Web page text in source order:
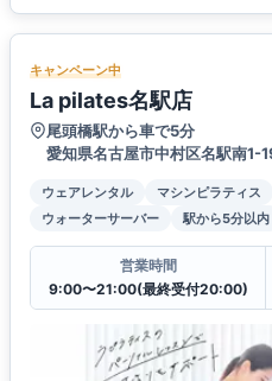
キャンペーン中
La pilates名駅店
尾頭橋駅から車で5分
愛知県名古屋市中村区名駅南
ウェアレンタル マシンピラティス
ウォーターサーバー
駅から5分以内
営業時間
9:00〜21:00(最終受付20:00)